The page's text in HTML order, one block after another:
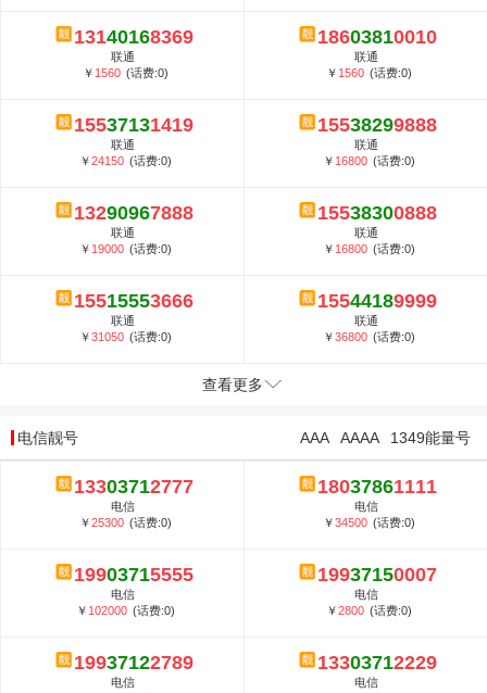
13140168369
联通
￥ 1560 (话费:0)
18603810010
联通
￥ 1560 (话费:0)
15537131419
联通
￥24150 (话费:0)
15538299888
联通
￥ 16800 (话费:0)
13290967888
联通
￥ 19000 (话费:0)
15538300888
联通
￥ 16800 (话费:0)
15515553666
联通
￥31050 (话费:0)
15544189999
联通
￥36800 (话费:0)
查看更多
电信靓号 1349能量号
AAAA
AAA
13303712777
电信
￥25300 (话费:0)
18037861111
电信
￥34500 (话费:0)
19903715555
电信
￥ 102000 (话费:0)
19937150007
电信
￥2800 (话费:0)
19937122789
电信
13303712229
电信